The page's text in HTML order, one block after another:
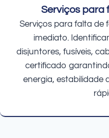
Serviços para
Serviços para falta de
imediato.
disjuntores, fusíveis,
certificado
energia, estabilidade